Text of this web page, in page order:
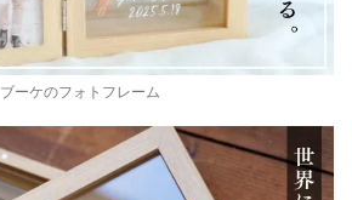
ブーケのフォトフレーム